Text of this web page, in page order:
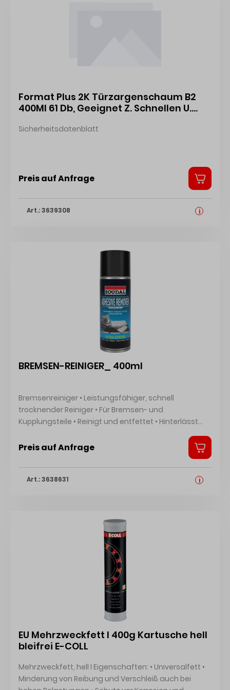
Format Plus 2K Türzargenschaum B2
400Ml 61 Db, Geeignet Z. Schnellen U.
4317784529518
Sicherheitsdatenblatt
Preis auf Anfrage
Art.: 3639308 i
BREMSEN-REINIGER_ 400ml
Bremsenreiniger • Leistungsfähiger, schnell
trocknender Reiniger • Für Bremsen- und
Kupplungsteile • Reinigt und entfettet • Hinterlässt
zu Korrosionsschäden an Metall • Verhindert
Bremsflüssigkeit, Öl, Schmutz usw. Signalwort: Gefahr
Gefahrenhinweise: H222: Extrem entzündbares
Wasserorganismen, mit langfristiger Wirkung
Hersteller: Soudal N.V., Olof-Palme-Str.13, 51371
Leverkusen, DE, +4921469040, verkauf@soudal.com
Preis auf Anfrage
Art.: 3638631 i
EU Mehrzweckfett I 400g Kartusche hell
bleifrei E-COLL
Mehrzweckfett, hell I Eigenschaften: • Universalfett •
Minderung von Reibung und Verschleiß auch bei